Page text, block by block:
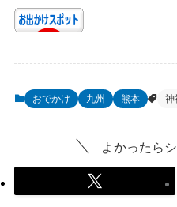
おでかけ 九州 熊本 神
よかったら